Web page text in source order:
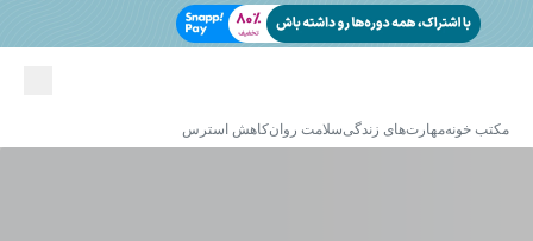
مکتب خونهمهارت‌های زندگیسلامت روانکاهش استرس